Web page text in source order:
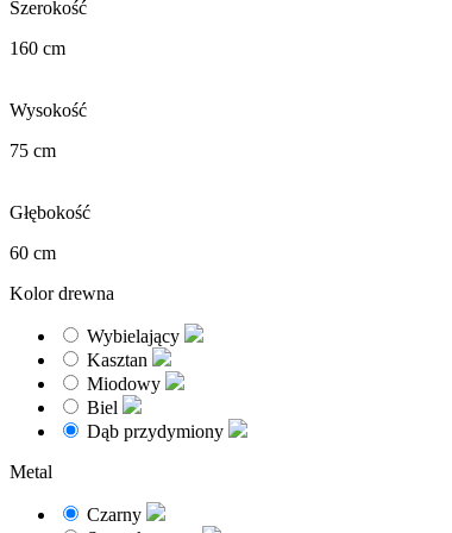
Szerokość
160 cm
Wysokość
75 cm
Głębokość
60 cm
Kolor drewna
Wybielający
Kasztan
Miodowy
Biel
Dąb przydymiony
Metal
Czarny